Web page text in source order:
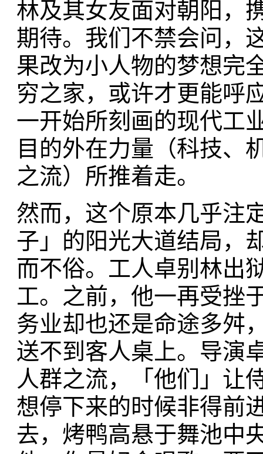
林及其女友面对朝阳，
期待。我们不禁会问，
果改为小人物的梦想完
穷之家，或许才更能呼
一开始所刻画的现代工
目的外在力量（科技、
之流）所推着走。
然而，这个原本几乎注
子」的阳光大道结局，
而不俗。工人卓别林出
工。之前，他一再受挫
务业却也还是命途多舛
送不到客人桌上。导演
人群之流，「他们」让
想停下来的时候非得前
去，烤鸭高悬于舞池中